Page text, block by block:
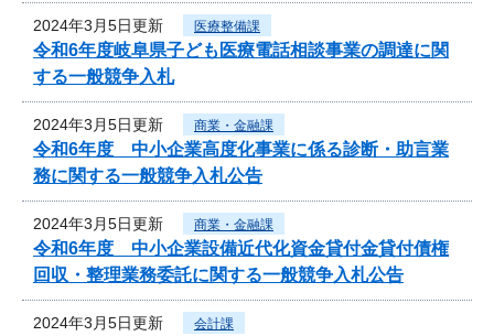
2024年3月5日更新 医療整備課
令和6年度岐阜県子ども医療電話相談事業の調達に関
する一般競争入札
2024年3月5日更新 商業・金融課
令和6年度 中小企業高度化事業に係る診断・助言業
務に関する一般競争入札公告
2024年3月5日更新 商業・金融課
令和6年度 中小企業設備近代化資金貸付金貸付債権
回収・整理業務委託に関する一般競争入札公告
2024年3月5日更新 会計課